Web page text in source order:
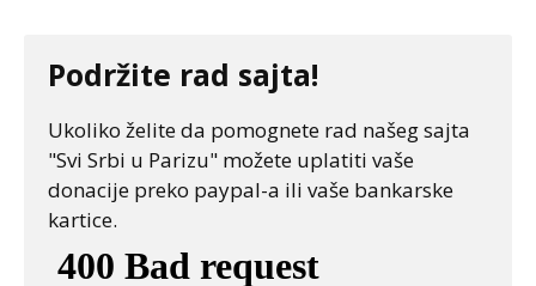
Podržite rad sajta!
Ukoliko želite da pomognete rad našeg sajta
"Svi Srbi u Parizu" možete uplatiti vaše
donacije preko paypal-a ili vaše bankarske
kartice.